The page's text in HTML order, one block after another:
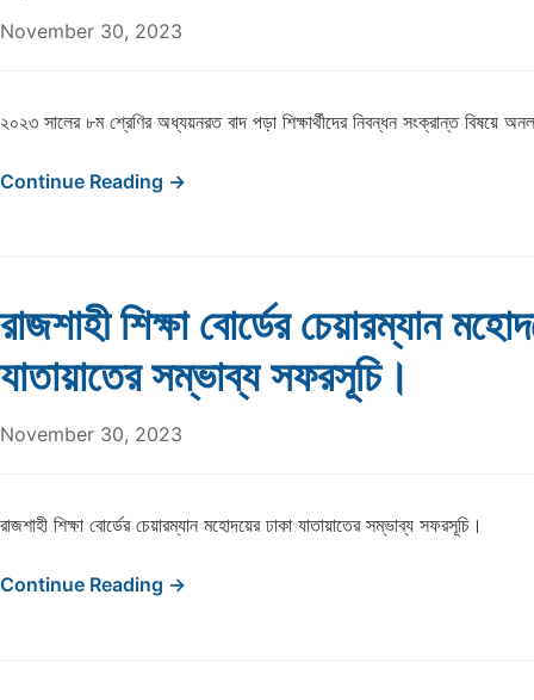
November 30, 2023
২০২৩ সালের ৮ম শ্রেণির অধ্যয়নরত বাদ পড়া শিক্ষার্থীদের নিবন্ধন সংক্রান্ত বিষয়ে
Continue Reading →
রাজশাহী শিক্ষা বোর্ডের চেয়ারম্যান
যাতায়াতের সম্ভাব্য সফরসূচি।
November 30, 2023
রাজশাহী শিক্ষা বোর্ডের চেয়ারম্যান মহোদয়ের ঢাকা যাতায়াতের সম্ভাব্য সফরসূচি।
Continue Reading →